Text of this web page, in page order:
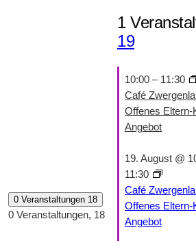
0 Veranstaltungen 18
0 Veranstaltungen, 18
1
19
10:00 – 11:30
Café
Offenes Eltern-
Angebot
19. August @
11:30
Café
Offenes Eltern-
Angebot